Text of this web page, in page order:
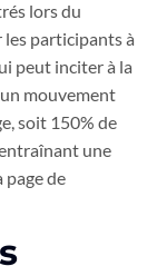
lors du
les participants à
peut inciter à la
mouvement
soit 150% de
une
page de